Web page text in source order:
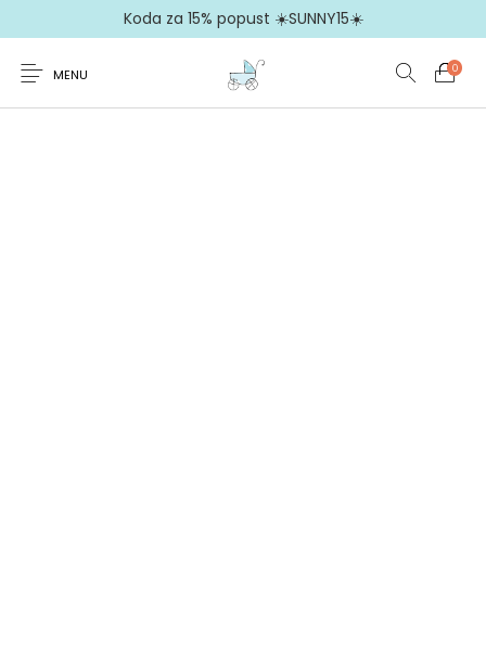
Koda za 15% popust ☀️SUNNY15☀️
MENU 0